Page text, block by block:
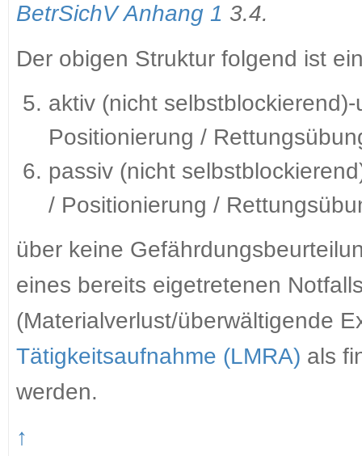
BetrSichV Anhang 1 3.4.
Der obigen Struktur folgend ist
aktiv (nicht
Positionierung /
passiv (nicht
/ Positionierung /
über keine
eines bereits eigetretenen
(Materialverlust/überwältigende
Tätigkeitsaufnahme (LMRA) als
werden.
↑